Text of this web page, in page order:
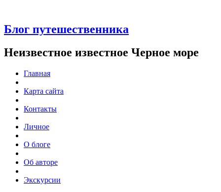
Блог путешественника
Неизвестное известное Черное море
Главная
Карта сайта
Контакты
Личное
О блоге
Об авторе
Экскурсии